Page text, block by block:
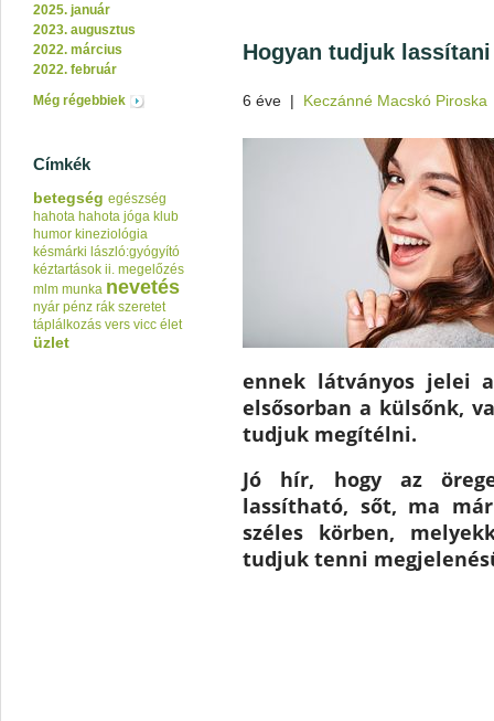
2025. január
2023. augusztus
2022. március
2022. február
Még régebbiek
Címkék
betegség egészség
hahota hahota jóga klub
humor kineziológia
késmárki lászló:gyógyító
kéztartások ii. megelőzés
mlm munka nevetés
nyár pénz rák szeretet
táplálkozás vers vicc élet
üzlet
Hogyan tudjuk
6 éve | Keczánné Macskó Piroska
ennek látványos jelei
elsősorban a külsőnk,
tudjuk megítélni.
Jó hír, hogy az
lassítható, sőt, ma
széles körben,
tudjuk tenni